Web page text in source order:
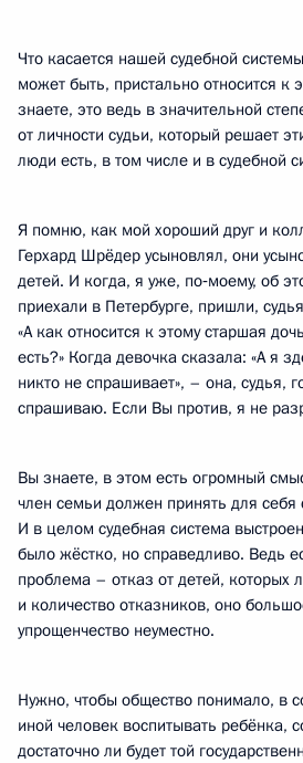
Что касается нашей судебной
может быть, пристально относится к
знаете, это ведь в значительной
от личности судьи, который решает
люди есть, в том числе и в судебной
Я помню, как мой хороший друг и
Герхард Шрёдер усыновлял, они
детей. И когда, я уже, по‑моему, об
приехали в Петербурге, пришли,
«А как относится к этому старшая
есть?» Когда девочка сказала: «А я
никто не спрашивает», – она, судья,
спрашиваю. Если Вы против, я не
Вы знаете, в этом есть огромный
член семьи должен принять для себя
И в целом судебная система
было жёстко, но справедливо. Ведь
проблема – отказ от детей, которых
и количество отказников, оно
упрощенчество неуместно.
Нужно, чтобы общество понимало, в
иной человек воспитывать ребёнка,
достаточно ли будет той